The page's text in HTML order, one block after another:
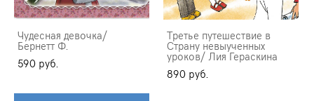
Чудесная девочка/
Бернетт Ф.
590 pуб.
Третье путешествие в
Страну невыученных
уроков/ Лия Гераскина
890 pуб.